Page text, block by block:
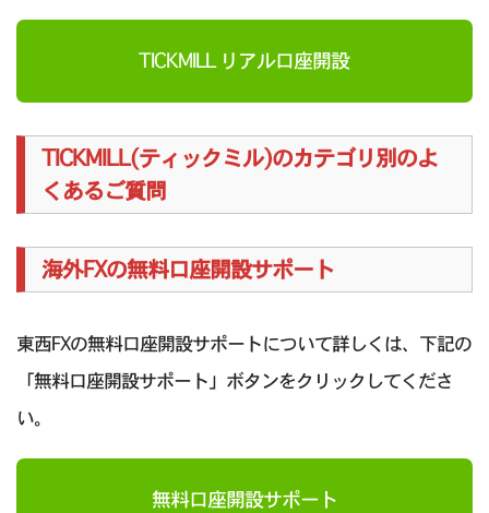
TICKMILL リアル口座開設
TICKMILL(ティックミル)のカテゴリ別のよ
くあるご質問
海外FXの無料口座開設サポート
東西FXの無料口座開設サポートについて詳しくは、下記の
「無料口座開設サポート」ボタンをクリックしてくださ
い。
無料口座開設サポート